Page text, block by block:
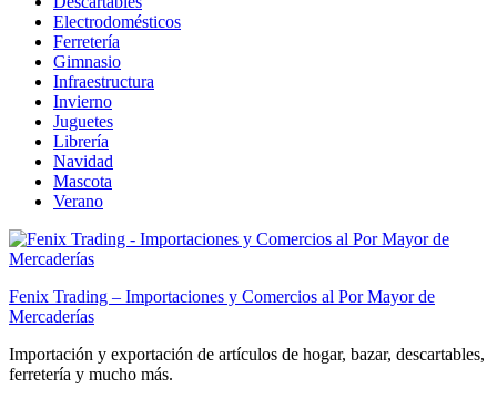
Electrodomésticos
Ferretería
Gimnasio
Infraestructura
Invierno
Juguetes
Librería
Navidad
Mascota
Verano
Fenix Trading – Importaciones y Comercios al Por Mayor de
Mercaderías
Importación y exportación de artículos de hogar, bazar, descartables,
ferretería y mucho más.